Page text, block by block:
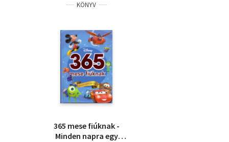
KÖNYV
365 mese fiúknak -
Minden napra egy